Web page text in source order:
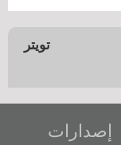
تويتر
إصدارات